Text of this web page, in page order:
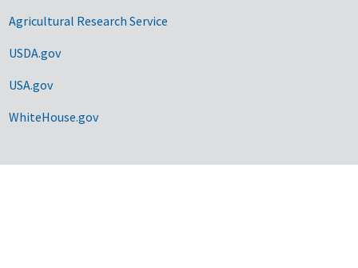
Agricultural Research Service
USDA.gov
USA.gov
WhiteHouse.gov